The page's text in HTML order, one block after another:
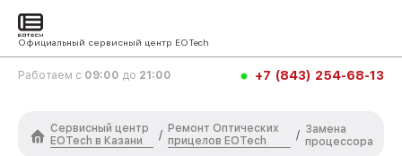
Официальный сервисный центр EOTech
Работаем с 09:00 до 21:00 +7 (843) 254-68-13
Сервисный центр
EOTech в Казани
/
Ремонт Оптических
прицелов EOTech
/ Замена
процессора